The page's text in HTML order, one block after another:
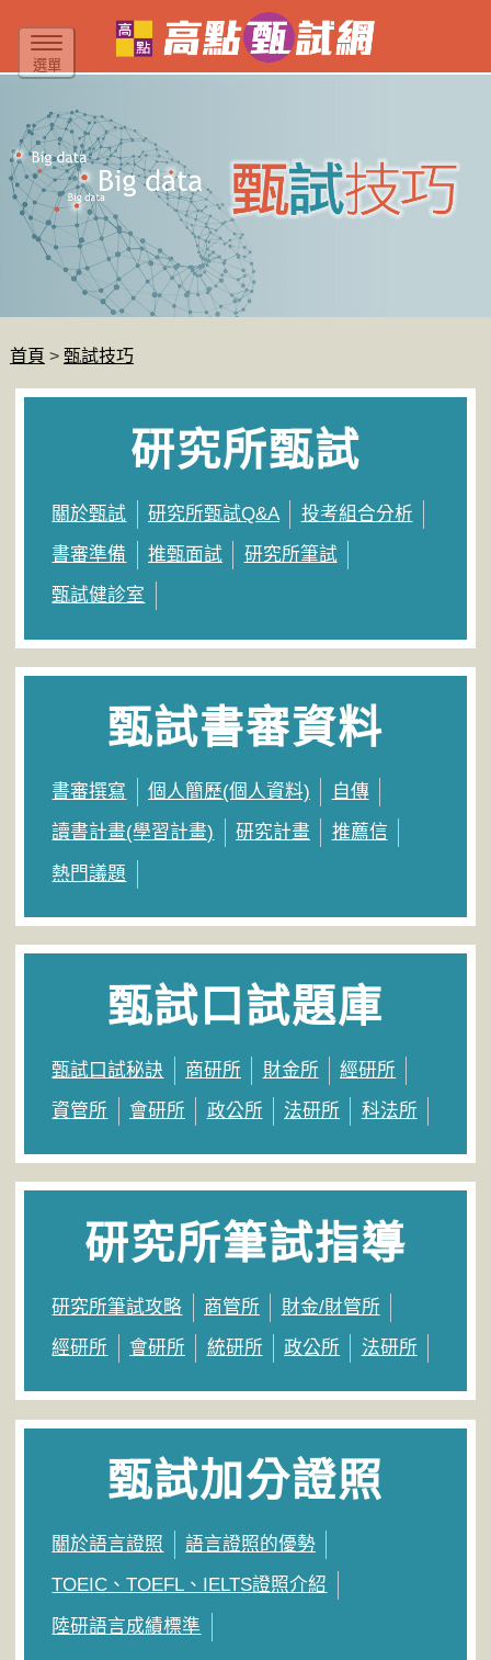
選單
首頁 甄試技巧
研究所甄試
關於甄試 研究所甄試Q&A
投考組合分析
書審準備
推甄面試
研究所筆試
甄試健診室
甄試書審資料
書審撰寫 個人簡歷(個人資料)
自傳
讀書計畫(學習計畫)
研究計畫
推薦信
熱門議題
甄試口試題庫
甄試口試秘訣 商研所 財金所
經研所
資管所
會研所 政公所 法研所 科法所
研究所筆試指導
研究所筆試攻略 商管所
財金/財管所
經研所
會研所 統研所 政公所 法研所
甄試加分證照
關於語言證照
語言證照的優勢
TOEIC、TOEFL、IELTS證照介紹
陸研語言成績標準